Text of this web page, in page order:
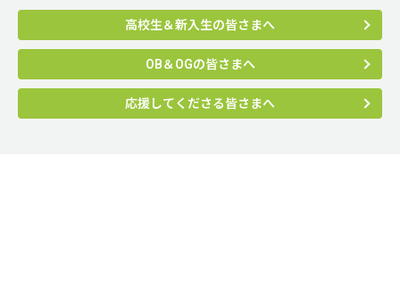
高校生＆新入生の皆さまへ
OB＆OGの皆さまへ
応援してくださる皆さまへ